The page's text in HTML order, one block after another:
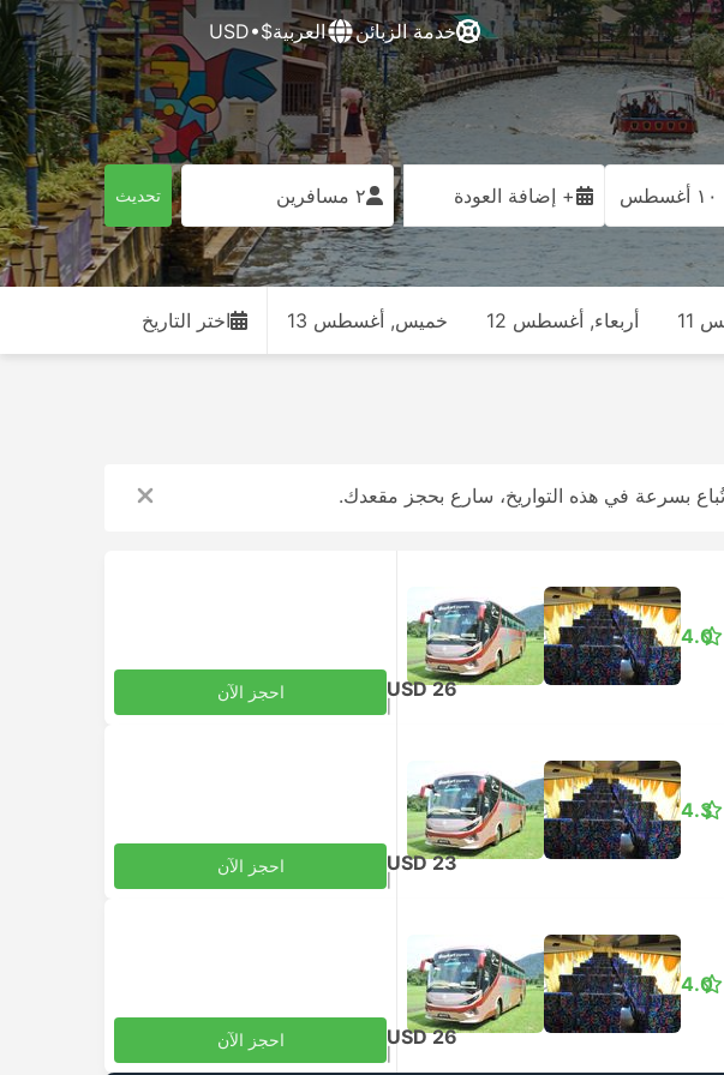
خدمة الزبائن العربية$•USD
+ إضافة العودة ٢ مسافرين تحديث
11 أربعاء, أغسطس 12 خميس, أغسطس 13 اختر التاريخ
بسرعة في هذه التواريخ، سارع بحجز مقعدك.
|اكسبرس 274.0
USD 26 احجز الآن
اكسبرس 27
4.3
USD 23 احجز الآن
|اكسبرس 274.0
USD 26 احجز الآن